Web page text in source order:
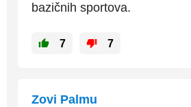
bazičnih sportova.
7 7
Zovi Palmu